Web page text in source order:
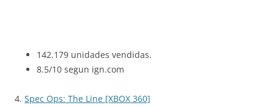
142.179 unidades vendidas.
8.5/10 segun ign.com
4. Spec Ops: The Line [XBOX 360]